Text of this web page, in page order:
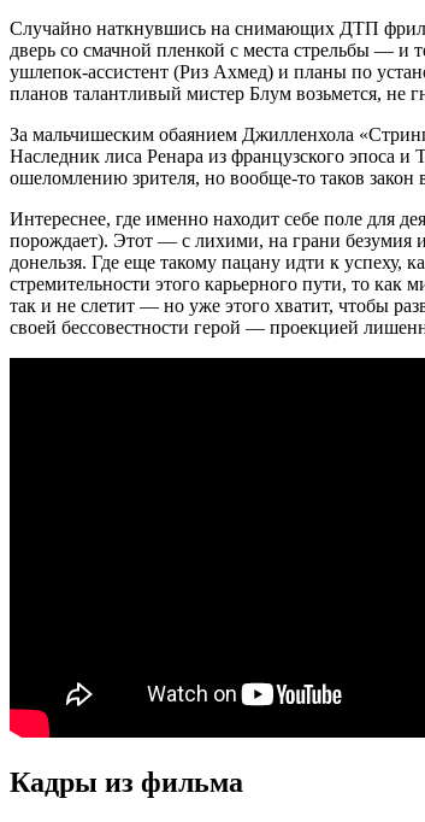
Случайно наткнувшись на снимающих ДТП
дверь со смачной пленкой с места стрельбы — и
ушлепок-ассистент (Риз Ахмед) и планы по
планов талантливый мистер Блум возьмется, не
За мальчишеским обаянием Джилленхола
Наследник лиса Ренара из французского эпоса
ошеломлению зрителя, но вообще-то таков закон
Интереснее, где именно находит себе поле для
порождает). Этот — с лихими, на грани безумия
донельзя. Где еще такому пацану идти к успеху,
стремительности этого карьерного пути, то
так и не слетит — но уже этого хватит, чтобы
своей бессовестности герой — проекцией
Кадры из фильмa